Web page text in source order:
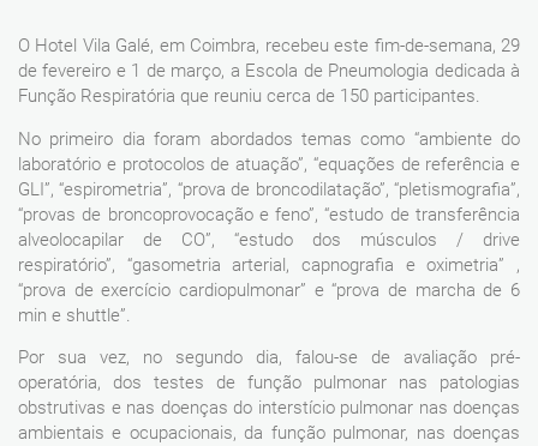
O Hotel Vila Galé, em Coimbra, recebeu este fim-de-semana, 29
de fevereiro e 1 de março, a Escola de Pneumologia dedicada à
Função Respiratória que reuniu cerca de 150 participantes.
No primeiro dia foram abordados temas como “ambiente do
laboratório e protocolos de atuação”, “equações de referência e
GLI”, “espirometria”, “prova de broncodilatação”, “pletismografia”,
“provas de broncoprovocação e feno”, “estudo de transferência
alveolocapilar de CO”, “estudo dos músculos / drive
respiratório”, “gasometria arterial, capnografia e oximetria” ,
“prova de exercício cardiopulmonar” e “prova de marcha de 6
min e shuttle”.
Por sua vez, no segundo dia, falou-se de avaliação pré-
operatória, dos testes de função pulmonar nas patologias
obstrutivas e nas doenças do interstício pulmonar nas doenças
ambientais e ocupacionais, da função pulmonar, nas doenças